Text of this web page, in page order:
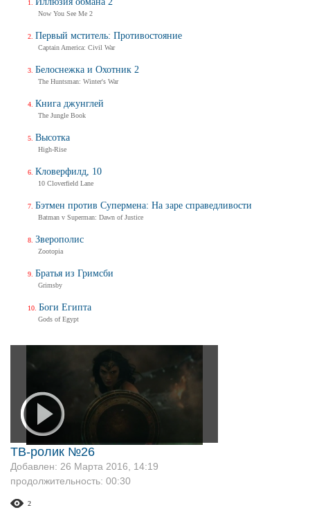
ТВ-ролик №26
Добавлен: 26 Марта 2016, 14:19
продолжительность: 00:30
2
Now You See Me 2
Первый мститель: Противостояние
Captain America: Civil War
Белоснежка и Охотник 2
The Huntsman: Winter's War
Книга джунглей
The Jungle Book
Высотка
High-Rise
Кловерфилд, 10
10 Cloverfield Lane
Бэтмен против Супермена: На заре справедливости
Batman v Superman: Dawn of Justice
Зверополис
Zootopia
Братья из Гримсби
Grimsby
Боги Египта
Gods of Egypt